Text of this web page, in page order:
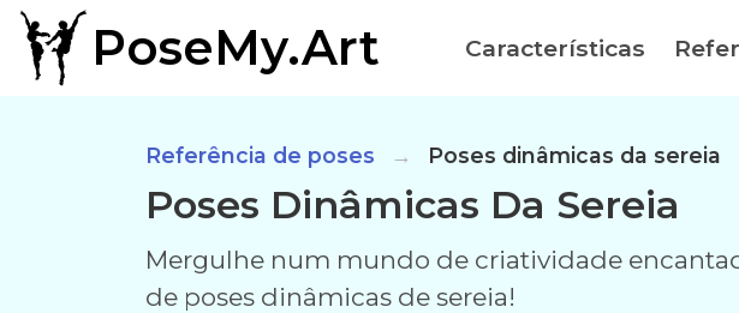
PoseMy.Art Características
Referência de poses Poses dinâmicas da sereia
Poses Dinâmicas Da Sereia
Mergulhe num mundo de criatividade
de poses dinâmicas de sereia!